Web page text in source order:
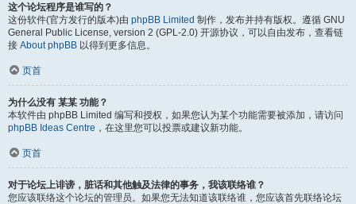
这个论坛程序是谁写的？
这份软件(官方发行的版本)由 phpBB Limited 制作，发布并持有版权。遵循 GNU
General Public License, version 2 (GPL-2.0) 开源协议，可以自由发布，查看链
接 About phpBB 以得到更多信息。
页首
为什么没有 某某 功能？
本软件由 phpBB Limited 编写和授权，如果您认为某个功能需要被添加，请访问
phpBB Ideas Centre ，在这里您可以投票或建议新功能。
页首
对于论坛上诽谤，脏话和其他触及法律的事务，我该联络谁？
您应该联络这个论坛的管理员。如果您无法知道该联络谁，您应该首先联络论坛